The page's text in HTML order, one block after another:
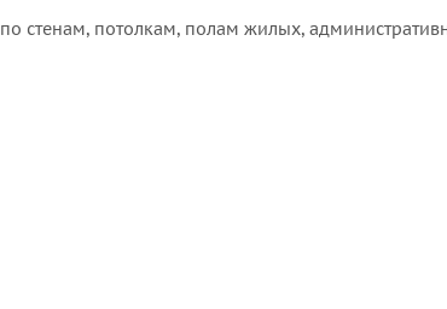
стенам, потолкам, полам жилых,